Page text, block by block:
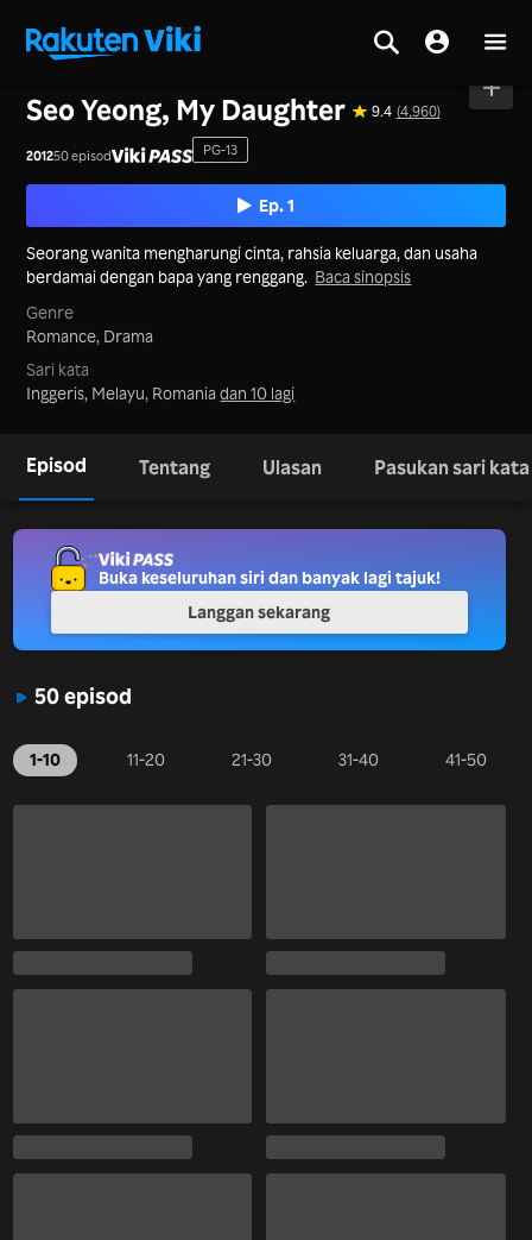
Seo Yeong, My Daughter 9.4 (4,960)
201250 episod PG-13
Ep. 1
Seorang wanita mengharungi cinta, rahsia keluarga, dan usaha
berdamai dengan bapa yang renggang. Baca sinopsis
Genre
Romance, Drama
Sari kata
Inggeris, Melayu, Romaniadan 10 lagi
Episod Tentang Ulasan Pasukan sari kata
50 episod
1-10 11-20 21-30 31-40 41-50
Buka keseluruhan siri dan banyak lagi tajuk!
Langgan sekarang